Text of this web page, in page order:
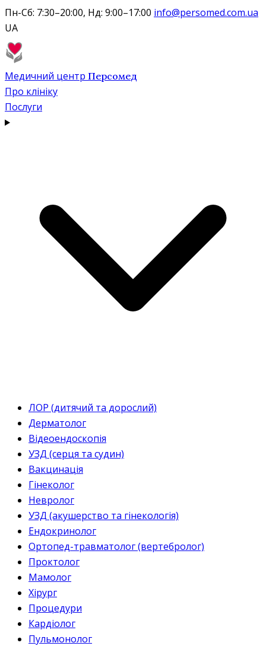
Пн-Сб: 7:30–20:00, Нд: 9:00–17:00 info@persomed.com.ua
UA
Медичний центр Персомед
Про клініку
Послуги
ЛОР (дитячий та дорослий)
Дерматолог
Відеоендоскопія
УЗД (серця та судин)
Вакцинація
Гінеколог
Невролог
УЗД (акушерство та гінекологія)
Ендокринолог
Ортопед-травматолог (вертебролог)
Проктолог
Мамолог
Хірург
Процедури
Кардіолог
Пульмонолог